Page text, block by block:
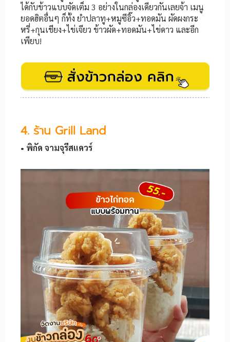
ได้กับข้าวแบบจัดเต็ม 3 อย่างในกล่องเดียวกันเลยจ้า เมนู
ยอดฮิตอื่นๆ ก็ทั้ง ยำปลาทู+หมูซีอิ๊ว+ทอดมัน ผัดผงกระ
หรี่+กุนเชียง+ไข่เจียว ข้าวผัด+ทอดมัน+ไข่ดาว และอีก
เพียบ!
4. ร้าน Grill Land
• พิกัด จามจุรีสแควร์